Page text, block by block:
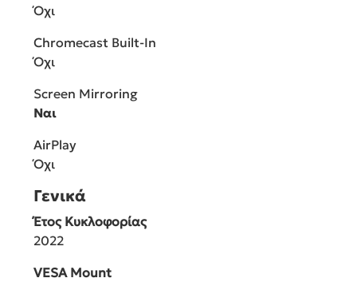
Όχι
Chromecast Built-In
Όχι
Screen Mirroring
Ναι
AirPlay
Όχι
Γενικά
Έτος Κυκλοφορίας
2022
VESA Mount